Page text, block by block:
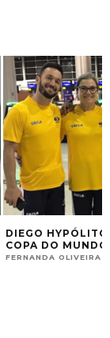
DIEGO
COPA DO
FERNANDA OLIVEIRA